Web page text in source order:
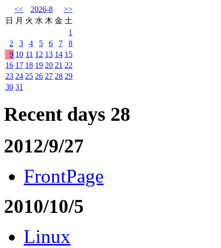
<< 2026-8
>>
日
月 火 水 木 金 土
1
2
3 4 5 6 7
8
9 10 11 12 13 14 15
16 17 18 19 20 21 22
23 24 25 26 27 28 29
30 31
Recent days 28
2012/9/27
FrontPage
2010/10/5
Linux